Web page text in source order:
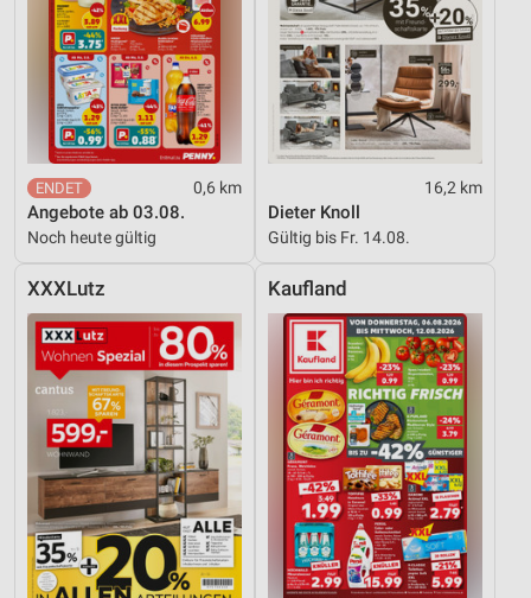
0,6 km
Angebote ab 03.08.
Noch heute gültig
16,2 km
Dieter Knoll
Gültig bis Fr. 14.08.
XXXLutz Kaufland